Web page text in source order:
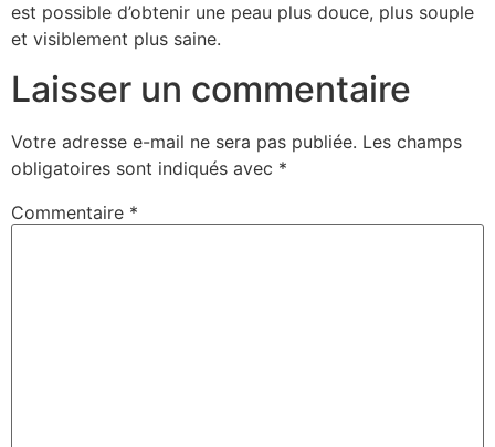
est possible d’obtenir une peau plus douce, plus souple
et visiblement plus saine.
Laisser un commentaire
Votre adresse e-mail ne sera pas publiée. Les champs
obligatoires sont indiqués avec *
Commentaire *